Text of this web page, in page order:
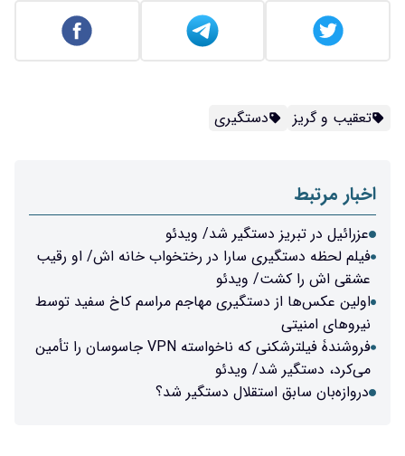
تعقیب و گریز دستگیری
اخبار مرتبط
عزرائیل در تبریز دستگیر شد/ ویدئو
فیلم لحظه دستگیری سارا در رختخواب خانه اش/ او رقیب
عشقی اش را کشت/ ویدئو
اولین عکس‌ها از دستگیری مهاجم مراسم کاخ سفید توسط
نیروهای امنیتی
فروشندۀ فیلترشکنی که ناخواسته VPN جاسوسان را تأمین
می‌کرد، دستگیر شد/ ویدئو
دروازه‌بان سابق استقلال دستگیر شد؟